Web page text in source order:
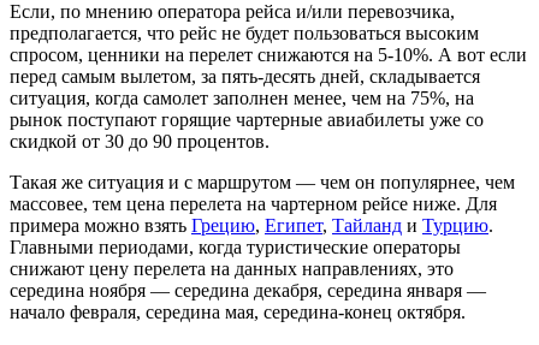
Если, по мнению оператора рейса и/или перевозчика,
предполагается, что рейс не будет пользоваться высоким
спросом, ценники на перелет снижаются на 5-10%. А вот если
перед самым вылетом, за пять-десять дней, складывается
ситуация, когда самолет заполнен менее, чем на 75%, на
рынок поступают горящие чартерные авиабилеты уже со
скидкой от 30 до 90 процентов.
Такая же ситуация и с маршрутом — чем он популярнее, чем
массовее, тем цена перелета на чартерном рейсе ниже. Для
примера можно взять Грецию, Египет, Тайланд и Турцию.
Главными периодами, когда туристические операторы
снижают цену перелета на данных направлениях, это
середина ноября — середина декабря, середина января —
начало февраля, середина мая, середина-конец октября.